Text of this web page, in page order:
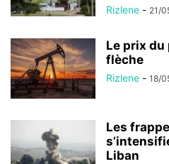
Rizlene - 21/
Le prix du
flèche
Rizlene - 18/
Les
Liban